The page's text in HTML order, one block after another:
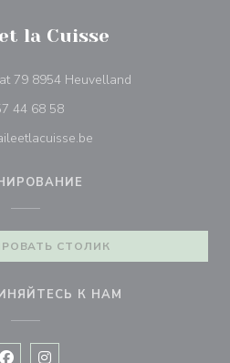
la Cuisse
79 8954 Heuvelland((открывается
44 68 58
СТОЛИК
К НАМ